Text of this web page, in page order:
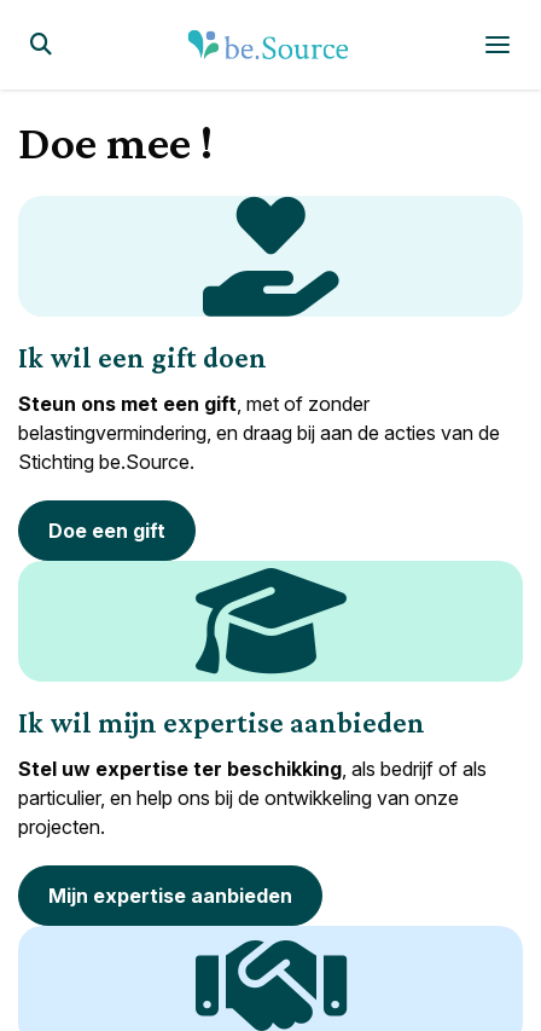
Display the search form
Doe mee !
Ik wil een gift doen
Steun ons met een gift, met of zonder
belastingvermindering, en draag bij aan de acties van de
Stichting be.Source.
Doe een gift
Ik wil mijn expertise aanbieden
Stel uw expertise ter beschikking, als bedrijf of als
particulier, en help ons bij de ontwikkeling van onze
projecten.
Mijn expertise aanbieden